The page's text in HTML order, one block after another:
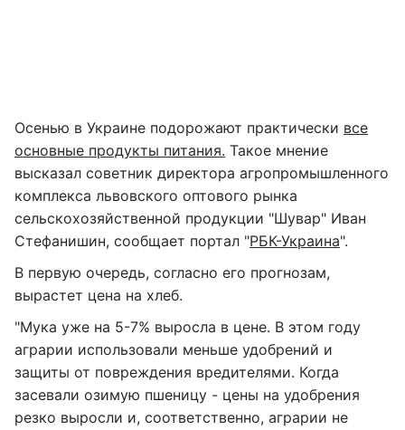
Осенью в Украине подорожают практически все
основные продукты питания. Такое мнение
высказал советник директора агропромышленного
комплекса львовского оптового рынка
сельскохозяйственной продукции "Шувар" Иван
Стефанишин, сообщает портал "РБК-Украина".
В первую очередь, согласно его прогнозам,
вырастет цена на хлеб.
"Мука уже на 5-7% выросла в цене. В этом году
аграрии использовали меньше удобрений и
защиты от повреждения вредителями. Когда
засевали озимую пшеницу - цены на удобрения
резко выросли и, соответственно, аграрии не